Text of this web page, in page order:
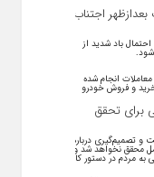
اجتناب
باد شدید از
۱۶ مرداد بر اساس معاملات انجام شده
و فروش خودرو
برای تحقق
و تصمیم‌گیری درباره
محقق نخواهد شد و
مردم در دستور کار